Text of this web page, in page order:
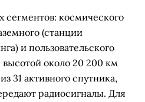
сегментов: космического
(станции
и пользовательского
около 20 200 км
31 активного спутника,
радиосигналы. Для